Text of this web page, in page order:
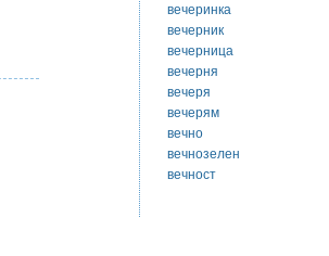
вечеринка
вечерник
вечерница
вечерня
вечеря
вечерям
вечно
вечнозелен
вечност